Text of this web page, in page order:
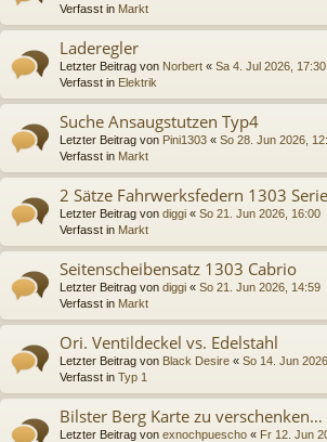
Verfasst in Markt
Laderegler
Letzter Beitrag von Norbert « Sa 4. Jul 2026, 17:30
Verfasst in Elektrik
Suche Ansaugstutzen Typ4
Letzter Beitrag von Pini1303 « So 28. Jun 2026,
Verfasst in Markt
2 Sätze Fahrwerksfedern 1303
Letzter Beitrag von diggi « So 21. Jun 2026, 16:00
Verfasst in Markt
Seitenscheibensatz 1303 Cabrio
Letzter Beitrag von diggi « So 21. Jun 2026, 14:59
Verfasst in Markt
Ori. Ventildeckel vs. Edelstahl
Letzter Beitrag von Black Desire « So 14. Jun
Verfasst in Typ 1
Bilster Berg Karte zu
Letzter Beitrag von exnochpuescho « Fr 12. Jun